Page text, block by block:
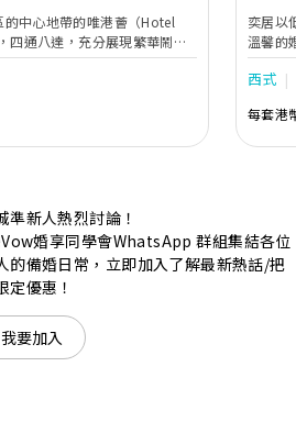
中心地帶的唯港薈（Hotel
四通八達，充分展現繁華鬧巿
舉辦婚宴的熱門之選。專業團
節，唯港薈都力臻完美，保證
有時尚高樓頂的Silverbox宴會
及燈光設備配套，並採用極富
出與別不同的經典神韻。不論
打造夢寐以求的特別日子，令
奕居以
溫馨的
團隊會
西式
每套港
準新人熱烈討論！
婚享同學會WhatsApp 群組集結各位
的備婚日常，立即加入了解最新熱話/把
定優惠！
我要加入